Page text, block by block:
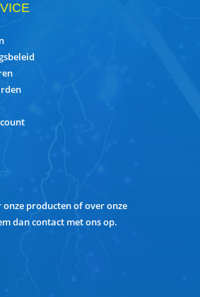
producten of over onze
dan contact met ons op.